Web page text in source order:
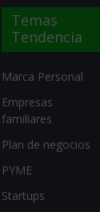
Temas
Tendencia
Marca Personal
Empresas
familiares
Plan de negocios
PYME
Startups